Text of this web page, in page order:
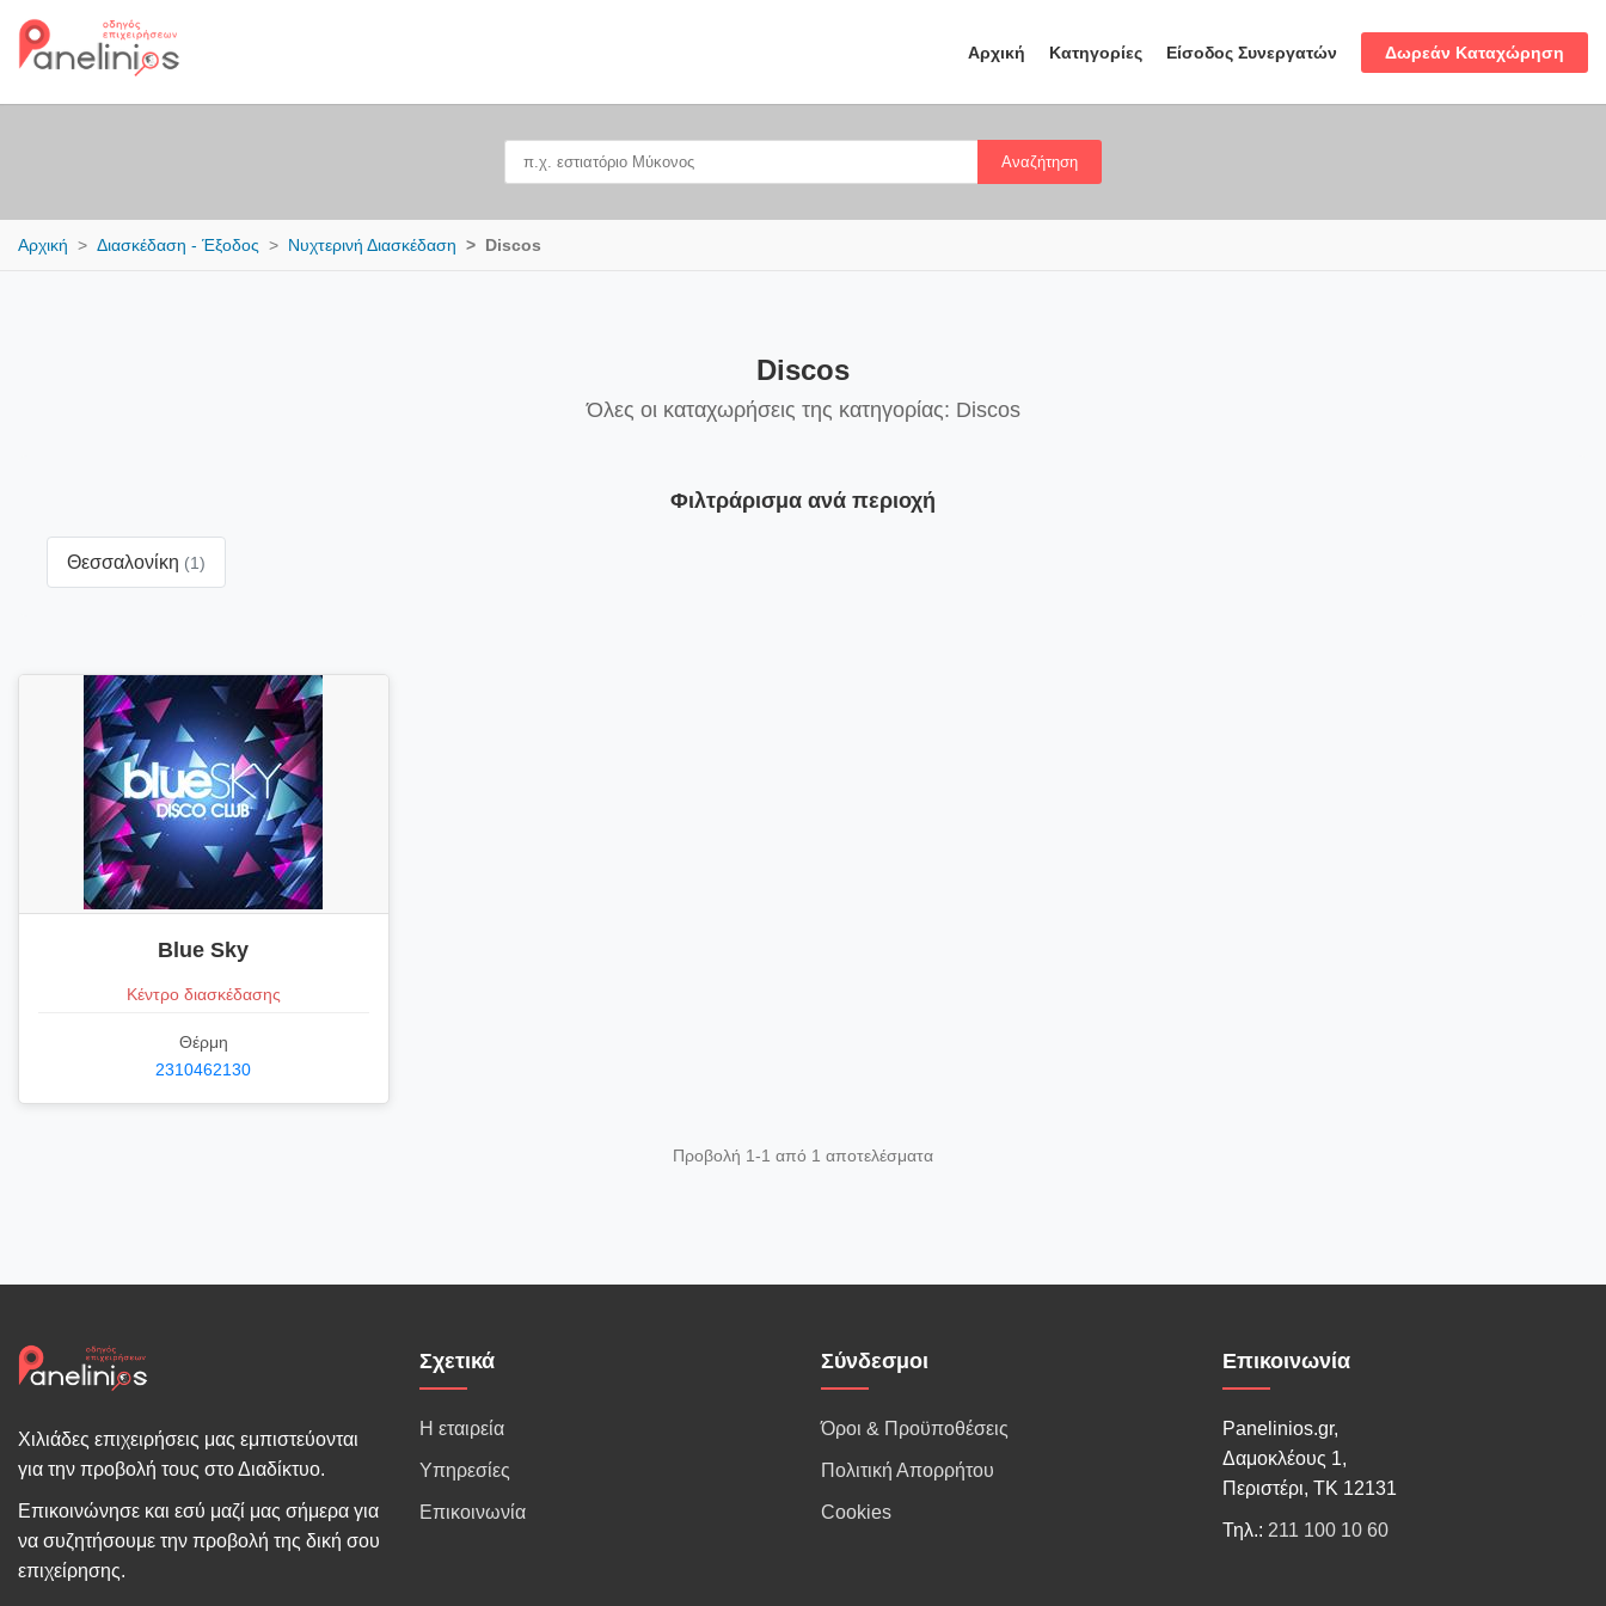
Αρχική Κατηγορίες Είσοδος Συνεργατών Δωρεάν Καταχώρηση
Αναζήτηση
Αρχική Διασκέδαση - Έξοδος Νυχτερινή Διασκέδαση Discos
Discos
Όλες οι καταχωρήσεις της κατηγορίας: Discos
Φιλτράρισμα ανά περιοχή
Θεσσαλονίκη (1)
Blue Sky
Κέντρο διασκέδασης
Θέρμη
2310462130
Προβολή 1-1 από 1 αποτελέσματα
Χιλιάδες επιχειρήσεις μας εμπιστεύονται
για την προβολή τους στο Διαδίκτυο.
Επικοινώνησε και εσύ μαζί μας σήμερα για
να συζητήσουμε την προβολή της δική σου
επιχείρησης.
Σχετικά
Η εταιρεία
Υπηρεσίες
Επικοινωνία
Σύνδεσμοι
Όροι & Προϋποθέσεις
Πολιτική Απορρήτου
Cookies
Επικοινωνία
Panelinios.gr,
Δαμοκλέους 1,
Περιστέρι, ΤΚ 12131
Τηλ.: 211 100 10 60